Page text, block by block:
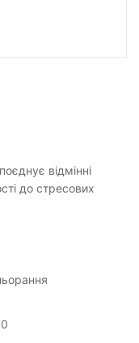
відмінні
до стресових